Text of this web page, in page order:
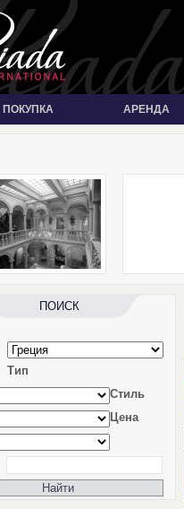
ПОКУПКА АРЕНДА
ПОИСК
Тип
Стиль
Цена